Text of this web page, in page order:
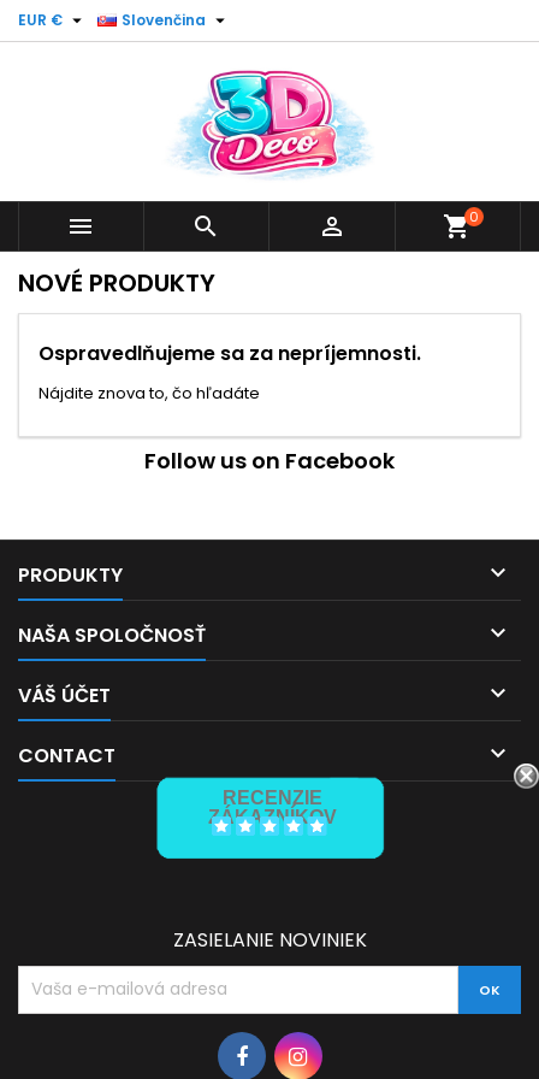
EUR €  Slovenčina 
   shopping_cart0
NOVÉ PRODUKTY
Ospravedlňujeme sa za nepríjemnosti.
Nájdite znova to, čo hľadáte
Follow us on Facebook
PRODUKTY 
NAŠA SPOLOČNOSŤ 
VÁŠ ÚČET 
CONTACT 
RECENZIE
ZÁKAZNÍKOV
ZASIELANIE NOVINIEK